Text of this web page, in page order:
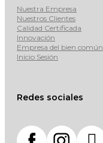
Nuestra Empresa
Nuestros Clientes
Calidad Certificada
Innovación
Empresa del bien común
Inicio Sesión
Redes sociales